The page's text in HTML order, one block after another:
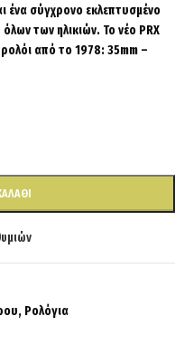
ένα σύγχρονο εκλεπτυσμένο
των ηλικιών. Το νέο PRX
από το 1978: 35mm –
, Ρολόγια